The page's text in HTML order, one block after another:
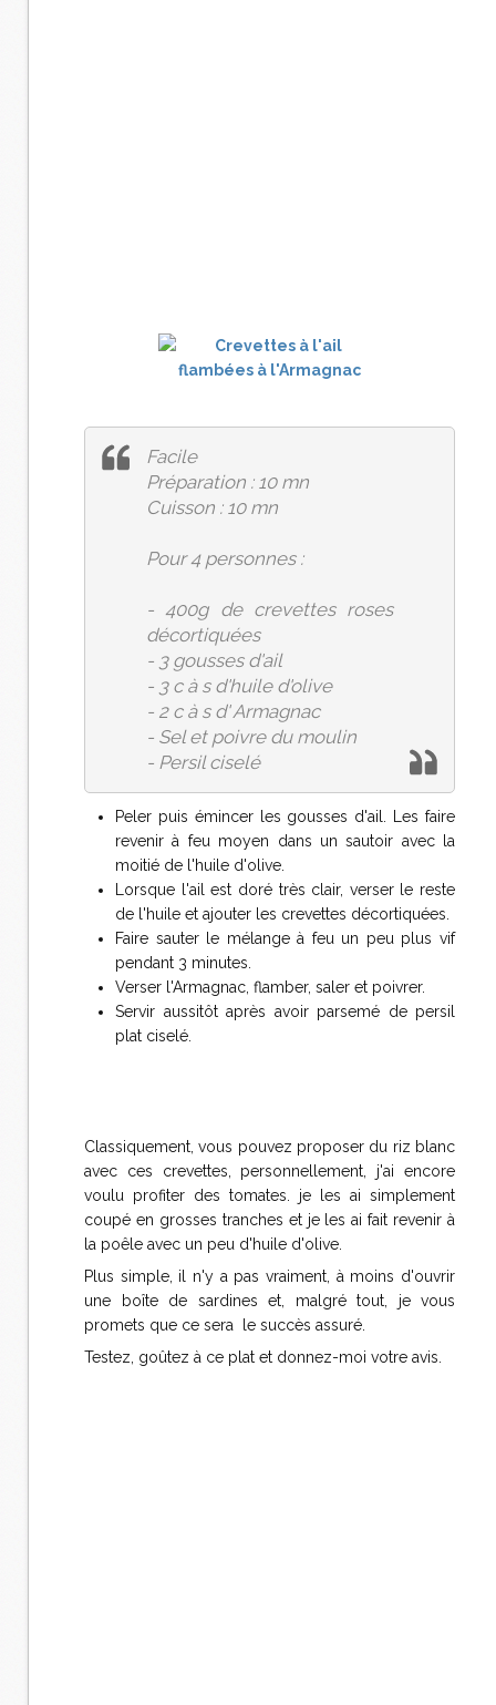
Facile
Préparation : 10 mn
Cuisson : 10 mn
Pour 4 personnes :
- 400g de crevettes roses
décortiquées
- 3 gousses d'ail
- 3 c à s d'huile d'olive
- 2 c à s d' Armagnac
- Sel et poivre du moulin
- Persil ciselé
Peler puis émincer les gousses d'ail. Les faire
revenir à feu moyen dans un sautoir avec la
moitié de l'huile d'olive.
Lorsque l'ail est doré très clair, verser le reste
de l'huile et ajouter les crevettes décortiquées.
Faire sauter le mélange à feu un peu plus vif
pendant 3 minutes.
Verser l'Armagnac, flamber, saler et poivrer.
Servir aussitôt après avoir parsemé de persil
plat ciselé.
Classiquement, vous pouvez proposer du riz blanc
avec ces crevettes, personnellement, j'ai encore
voulu profiter des tomates. je les ai simplement
coupé en grosses tranches et je les ai fait revenir à
la poêle avec un peu d'huile d'olive.
Plus simple, il n'y a pas vraiment, à moins d'ouvrir
une boîte de sardines et, malgré tout, je vous
promets que ce sera le succès assuré.
Testez, goûtez à ce plat et donnez-moi votre avis.